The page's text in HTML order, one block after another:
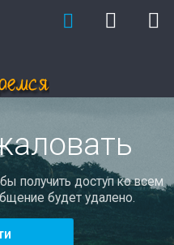
получить доступ ко всем
будет удалено.